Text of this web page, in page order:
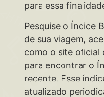
para essa
Pesquise o Índice
de sua viagem,
como o site oficial
para encontrar o
recente. Esse
atualizado